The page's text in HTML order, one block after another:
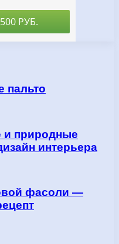
пальто
и природные
интерьера
фасоли —